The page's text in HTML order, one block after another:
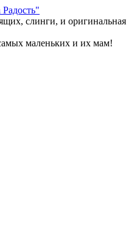
слинги, и оригинальная
маленьких и их мам!